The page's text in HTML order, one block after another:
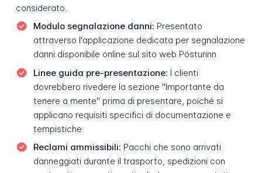
considerato.
Modulo segnalazione danni: Presentato
attraverso l'applicazione dedicata per segnalazione
danni disponibile online sul sito web Pósturinn
Linee guida pre-presentazione: I clienti
dovrebbero rivedere la sezione "Importante da
tenere a mente" prima di presentare, poiché si
applicano requisiti specifici di documentazione e
tempistiche
Reclami ammissibili: Pacchi che sono arrivati
danneggiati durante il trasporto, spedizioni con